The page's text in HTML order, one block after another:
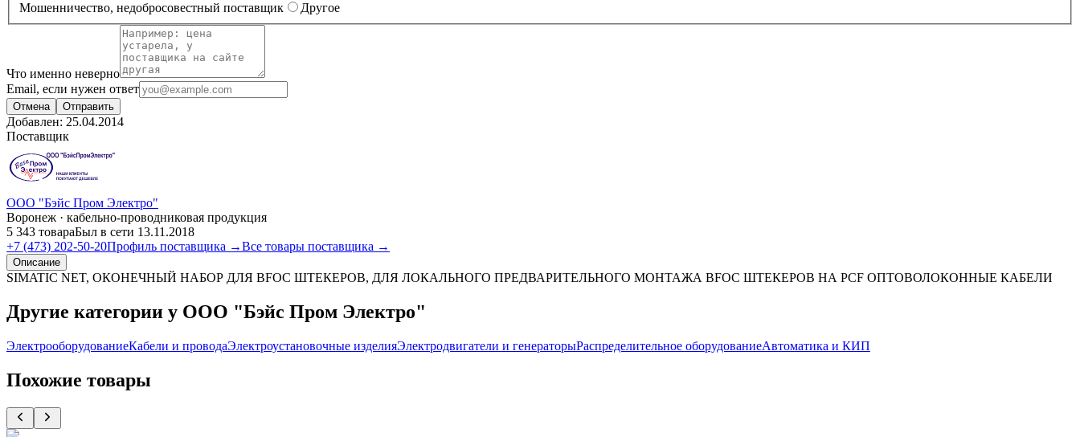
Мошенничество, недобросовестный поставщик
Другое
Что именно неверно
Email, если нужен ответ
Отмена Отправить
Добавлен: 25.04.2014
Поставщик
ООО "Бэйс Пром Электро"
Воронеж · кабельно-проводниковая продукция
5 343 товараБыл в сети 13.11.2018
+7 (473) 202-50-20Профиль поставщика →Все товары поставщика →
Описание
SIMATIC NET, ОКОНЕЧНЫЙ НАБОР ДЛЯ BFOC ШТЕКЕРОВ, ДЛЯ ЛОКАЛЬНОГО ПРЕДВАРИТЕЛЬНОГО МОНТАЖА BFOC ШТЕКЕРОВ НА PCF ОПТОВОЛОКОННЫЕ КАБЕЛИ
Другие категории у ООО "Бэйс Пром Электро"
ЭлектрооборудованиеКабели и проводаЭлектроустановочные изделияЭлектродвигатели и генераторыРаспределительное оборудованиеАвтоматика и КИП
Похожие товары